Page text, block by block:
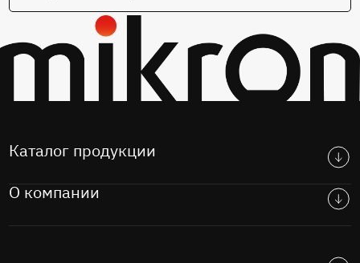
Каталог продукции
О компании